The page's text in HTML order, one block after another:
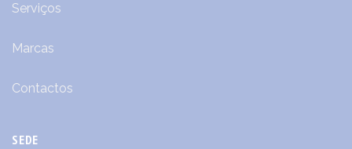
Serviços
Marcas
Contactos
SEDE